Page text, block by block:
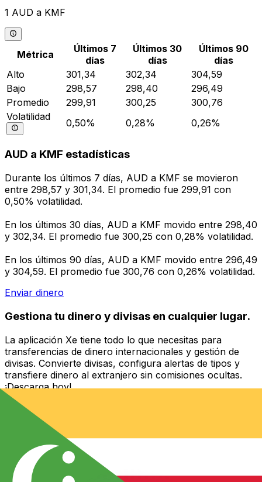
1 AUD a KMF
Métrica
Últimos 7
días
Últimos 30
días
Últimos 90
días
Alto
301,34 302,34
304,59
Bajo
298,57 298,40
296,49
Promedio
299,91 300,25
300,76
Volatilidad
0,50% 0,28% 0,26%
AUD a KMF estadísticas
Durante los últimos 7 días, AUD a KMF se movieron
entre 298,57 y 301,34. El promedio fue 299,91 con
0,50% volatilidad.
En los últimos 30 días, AUD a KMF movido entre 298,40
y 302,34. El promedio fue 300,25 con 0,28% volatilidad.
En los últimos 90 días, AUD a KMF movido entre 296,49
y 304,59. El promedio fue 300,76 con 0,26% volatilidad.
Enviar dinero
Gestiona tu dinero y divisas en cualquier lugar.
La aplicación Xe tiene todo lo que necesitas para
transferencias de dinero internacionales y gestión de
divisas. Convierte divisas, configura alertas de tipos y
transfiere dinero al extranjero sin comisiones ocultas.
¡Descarga hoy!